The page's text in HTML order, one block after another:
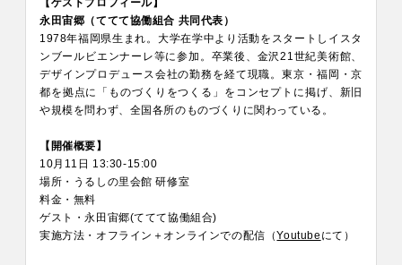
【ゲストプロフィール】
永田宙郷（ててて協働組合 共同代表）
1978年福岡県生まれ。大学在学中より活動をスタートしイスタ
ンブールビエンナーレ等に参加。卒業後、金沢21世紀美術館、
デザインプロデュース会社の勤務を経て現職。東京・福岡・京
都を拠点に「ものづくりをつくる」をコンセプトに掲げ、新旧
や規模を問わず、全国各所のものづくりに関わっている。
【開催概要】
10月11日 13:30-15:00
場所・うるしの里会館 研修室
料金・無料
ゲスト・永田宙郷(ててて協働組合)
実施方法・オフライン＋オンラインでの配信（Youtube にて）